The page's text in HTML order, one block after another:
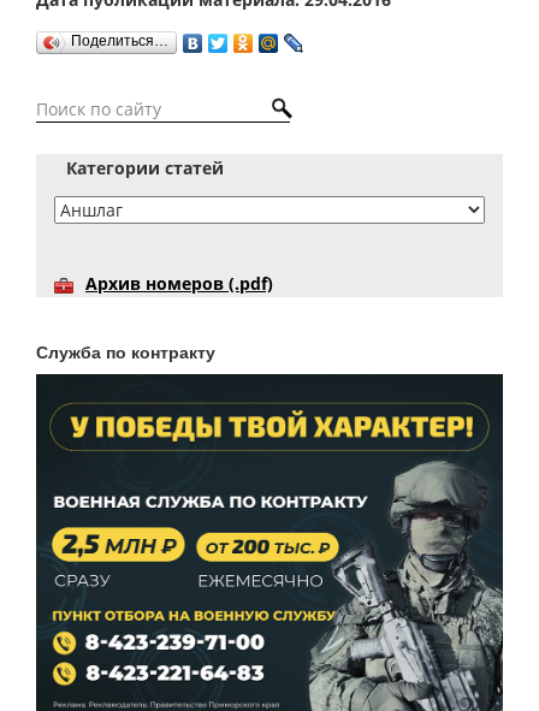
Поделиться…
Категории статей
Архив номеров (.pdf)
Служба по контракту